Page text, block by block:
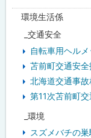
環境生活係
_交通安全
自転車用ヘル
苫前町交通安
北海道交通事
第11次苫前町
_環境
スズメバチの